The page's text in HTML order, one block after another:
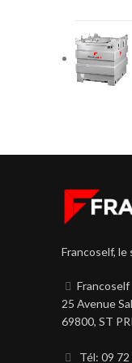
Francoself,
Francoself
25 Avenue
69800, ST
Tél: 09